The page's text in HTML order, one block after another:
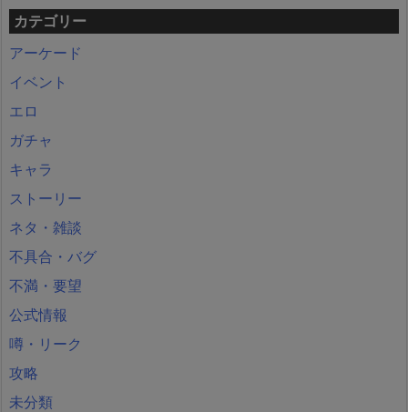
カテゴリー
アーケード
イベント
エロ
ガチャ
キャラ
ストーリー
ネタ・雑談
不具合・バグ
不満・要望
公式情報
噂・リーク
攻略
未分類